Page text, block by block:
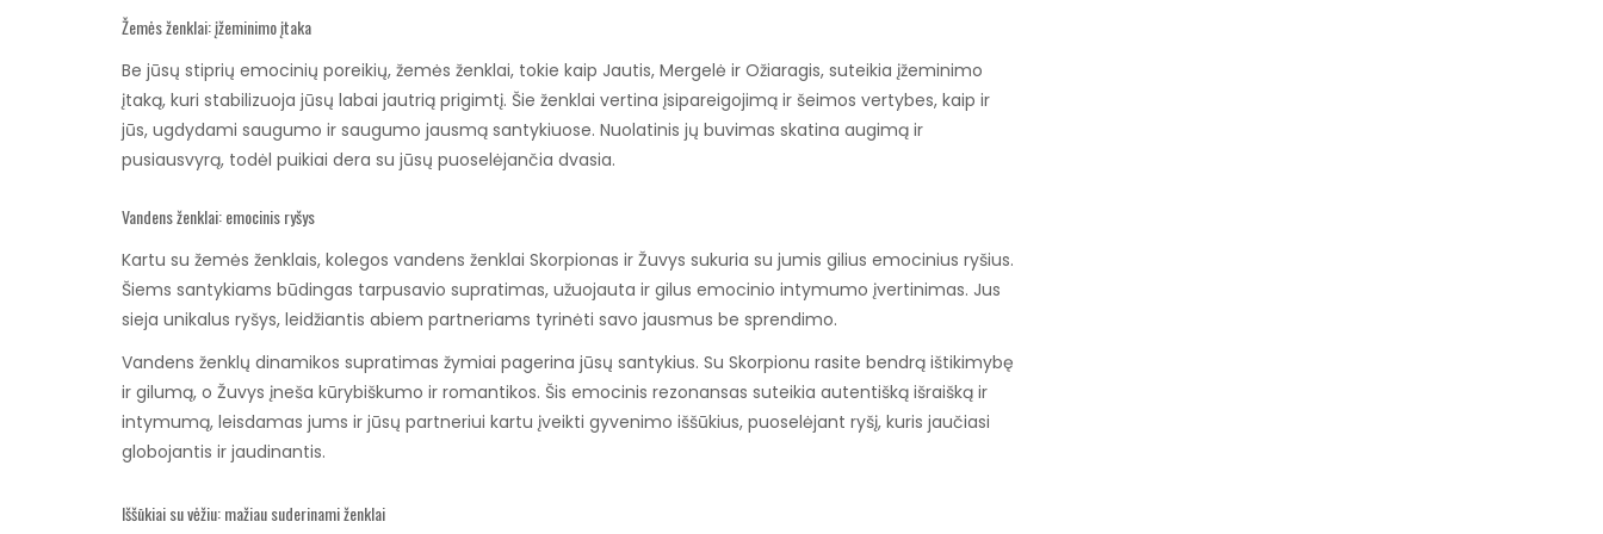
Žemės ženklai: įžeminimo įtaka
Be jūsų stiprių emocinių poreikių, žemės ženklai, tokie kaip Jautis, Mergelė ir Ožiaragis, suteikia įžeminimo
įtaką, kuri stabilizuoja jūsų labai jautrią prigimtį. Šie ženklai vertina įsipareigojimą ir šeimos vertybes, kaip ir
jūs, ugdydami saugumo ir saugumo jausmą santykiuose. Nuolatinis jų buvimas skatina augimą ir
pusiausvyrą, todėl puikiai dera su jūsų puoselėjančia dvasia.
Vandens ženklai: emocinis ryšys
Kartu su žemės ženklais, kolegos vandens ženklai Skorpionas ir Žuvys sukuria su jumis gilius emocinius ryšius.
Šiems santykiams būdingas tarpusavio supratimas, užuojauta ir gilus emocinio intymumo įvertinimas. Jus
sieja unikalus ryšys, leidžiantis abiem partneriams tyrinėti savo jausmus be sprendimo.
Vandens ženklų dinamikos supratimas žymiai pagerina jūsų santykius. Su Skorpionu rasite bendrą ištikimybę
ir gilumą, o Žuvys įneša kūrybiškumo ir romantikos. Šis emocinis rezonansas suteikia autentišką išraišką ir
intymumą, leisdamas jums ir jūsų partneriui kartu įveikti gyvenimo iššūkius, puoselėjant ryšį, kuris jaučiasi
globojantis ir jaudinantis.
Iššūkiai su vėžiu: mažiau suderinami ženklai